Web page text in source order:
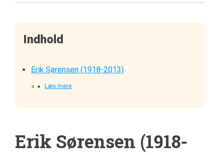
Indhold
Erik Sørensen (1918-2013)
Læs mere
Erik Sørensen (1918-